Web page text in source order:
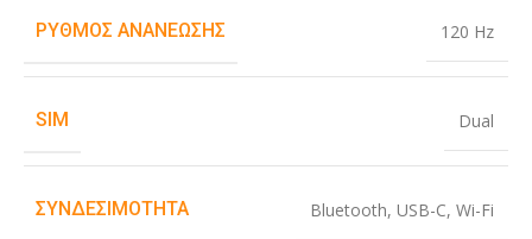
ΡΥΘΜΌΣ ΑΝΑΝΈΩΣΗΣ 120 Hz
SIM Dual
ΣΥΝΔΕΣΙΜΌΤΗΤΑ Bluetooth, USB-C, Wi-Fi